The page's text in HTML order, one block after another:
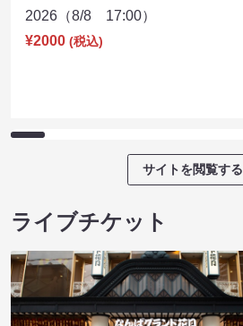
2026（8/8 17:00）
¥2000 (税込)
サイトを閲覧する
ライブチケット